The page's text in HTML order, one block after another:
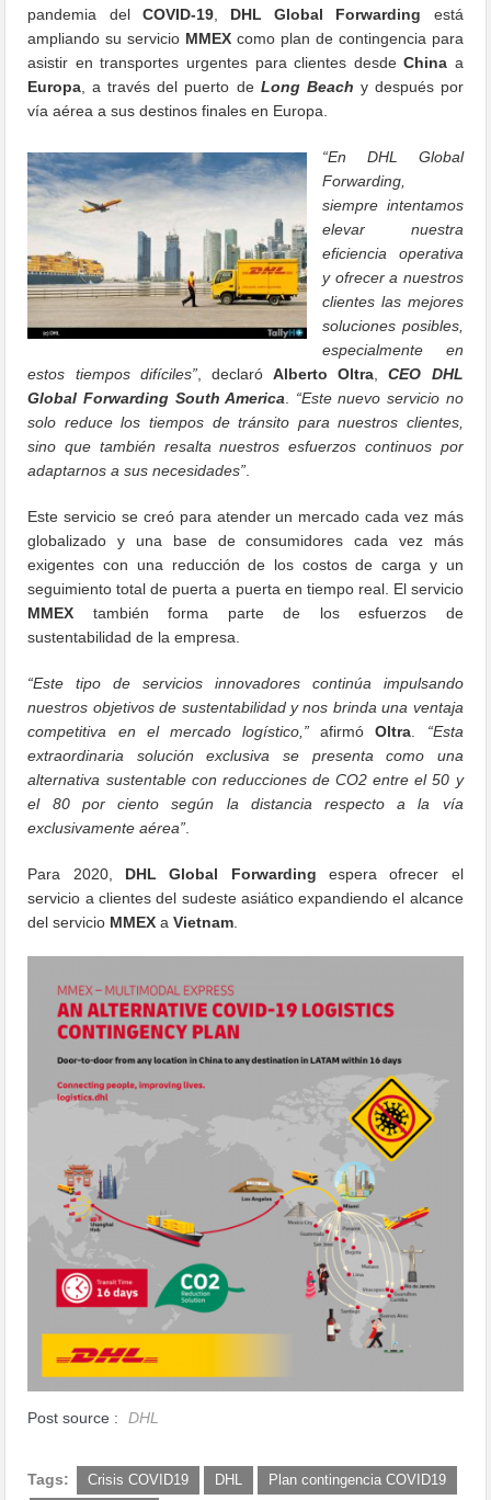
pandemia del COVID-19, DHL Global Forwarding está
ampliando su servicio MMEX como plan de contingencia para
asistir en transportes urgentes para clientes desdeChina a
Europa , a través del puerto de Long Beach y después por
vía aérea a sus destinos finales en Europa.
“En DHL Global
Forwarding,
siempre intentamos
elevar nuestra
eficiencia operativa
y ofrecer a nuestros
clientes las mejores
soluciones posibles,
especialmente en
estos tiempos difíciles”, declaróAlberto Oltra ,CEO DHL
Global Forwarding South America
“Este nuevo servicio no
solo reduce los tiempos de tránsito para nuestros clientes,
sino que también resalta nuestros esfuerzos continuos por
adaptarnos a sus necesidades”
Este servicio se creó para atender un mercado cada vez más
globalizado y una base de consumidores cada vez más
exigentes con una reducción de los costos de carga y un
seguimiento total de puerta a puerta en tiempo real. El servicio
MMEX también forma parte de los esfuerzos de
sustentabilidad de la empresa.
“Este tipo de servicios innovadores continúa impulsando
nuestros objetivos de sustentabilidad y nos brinda una ventaja
competitiva en el mercado logístico,” afirmóOltra
“Esta
extraordinaria solución exclusiva se presenta como una
alternativa sustentable con reducciones de CO2 entre el 50 y
el 80 por ciento según la distancia respecto a la vía
exclusivamente aérea”
Para 2020, DHL Global Forwarding espera ofrecer el
servicio a clientes del sudeste asiático expandiendo el alcance
del servicio MMEX aVietnam
Post source : DHL
Tags: Crisis COVID19 DHL Plan contingencia COVID19